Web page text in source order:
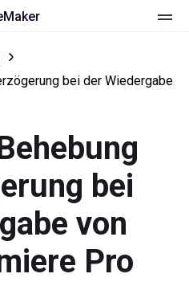
bei der Wiedergabe
bei
von
Pro